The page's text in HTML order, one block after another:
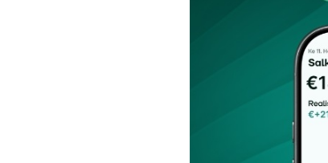
Tilaa SalkunRakentajan uutiskirje